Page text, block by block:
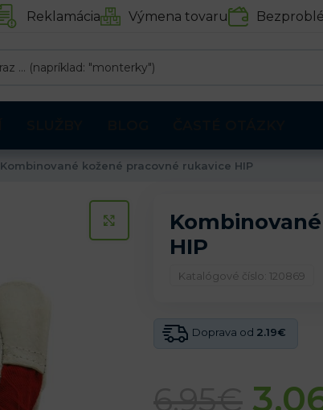
Reklamácia Výmena tovaru
Kombinované kožené pracovné rukavice HIP
KLIKNITE PRE ZVÄČŠENIE
HIP
Katalógové číslo: 120869
Doprava od 2.19€